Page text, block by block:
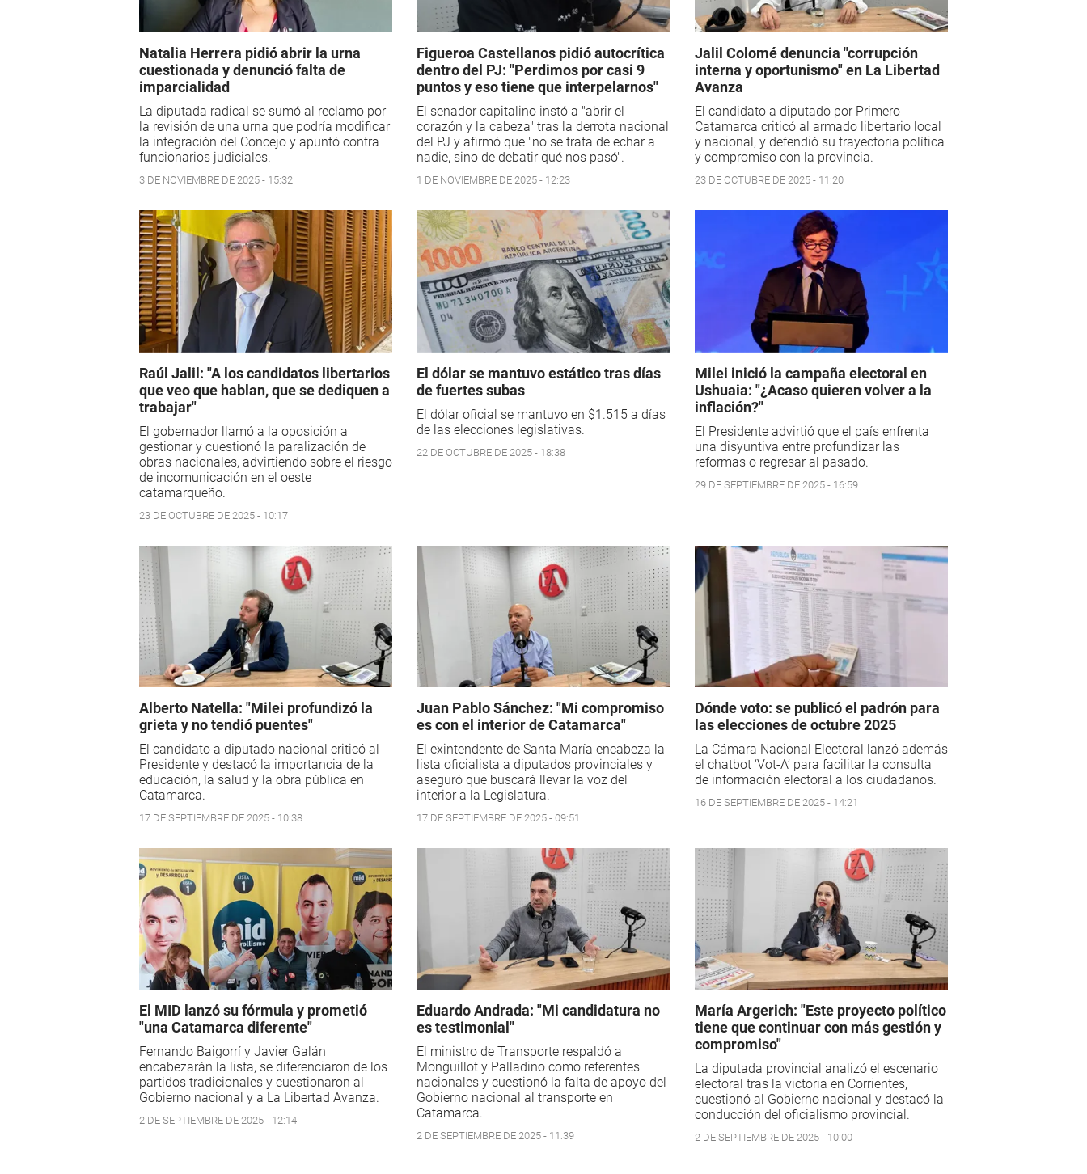
Natalia Herrera pidió abrir la urna
cuestionada y denunció falta de
imparcialidad
La diputada radical se sumó al reclamo por
la revisión de una urna que podría modificar
la integración del Concejo y apuntó contra
funcionarios judiciales.
3 DE NOVIEMBRE DE 2025 - 15:32
Figueroa Castellanos pidió autocrítica
dentro del PJ: "Perdimos por casi 9
puntos y eso tiene que interpelarnos"
El senador capitalino instó a "abrir el
corazón y la cabeza" tras la derrota nacional
del PJ y afirmó que "no se trata de echar a
nadie, sino de debatir qué nos pasó".
1 DE NOVIEMBRE DE 2025 - 12:23
Jalil Colomé denuncia "corrupción
interna y oportunismo" en La Libertad
Avanza
El candidato a diputado por Primero
Catamarca criticó al armado libertario local
y nacional, y defendió su trayectoria política
y compromiso con la provincia.
23 DE OCTUBRE DE 2025 - 11:20
Raúl Jalil: "A los candidatos libertarios
que veo que hablan, que se dediquen a
trabajar"
El gobernador llamó a la oposición a
gestionar y cuestionó la paralización de
obras nacionales, advirtiendo sobre el riesgo
de incomunicación en el oeste
catamarqueño.
23 DE OCTUBRE DE 2025 - 10:17
El dólar se mantuvo estático tras días
de fuertes subas
El dólar oficial se mantuvo en $1.515 a días
de las elecciones legislativas.
22 DE OCTUBRE DE 2025 - 18:38
Milei inició la campaña electoral en
Ushuaia: "¿Acaso quieren volver a la
inflación?"
El Presidente advirtió que el país enfrenta
una disyuntiva entre profundizar las
reformas o regresar al pasado.
29 DE SEPTIEMBRE DE 2025 - 16:59
Alberto Natella: "Milei profundizó la
grieta y no tendió puentes"
El candidato a diputado nacional criticó al
Presidente y destacó la importancia de la
educación, la salud y la obra pública en
Catamarca.
17 DE SEPTIEMBRE DE 2025 - 10:38
Juan Pablo Sánchez: "Mi compromiso
es con el interior de Catamarca"
El exintendente de Santa María encabeza la
lista oficialista a diputados provinciales y
aseguró que buscará llevar la voz del
interior a la Legislatura.
17 DE SEPTIEMBRE DE 2025 - 09:51
Dónde voto: se publicó el padrón para
las elecciones de octubre 2025
La Cámara Nacional Electoral lanzó además
el chatbot ‘Vot-A’ para facilitar la consulta
de información electoral a los ciudadanos.
16 DE SEPTIEMBRE DE 2025 - 14:21
El MID lanzó su fórmula y prometió
"una Catamarca diferente"
Fernando Baigorrí y Javier Galán
encabezarán la lista, se diferenciaron de los
partidos tradicionales y cuestionaron al
Gobierno nacional y a La Libertad Avanza.
2 DE SEPTIEMBRE DE 2025 - 12:14
Eduardo Andrada: "Mi candidatura no
es testimonial"
El ministro de Transporte respaldó a
Monguillot y Palladino como referentes
nacionales y cuestionó la falta de apoyo del
Gobierno nacional al transporte en
Catamarca.
2 DE SEPTIEMBRE DE 2025 - 11:39
María Argerich: "Este proyecto político
tiene que continuar con más gestión y
compromiso"
La diputada provincial analizó el escenario
electoral tras la victoria en Corrientes,
cuestionó al Gobierno nacional y destacó la
conducción del oficialismo provincial.
2 DE SEPTIEMBRE DE 2025 - 10:00